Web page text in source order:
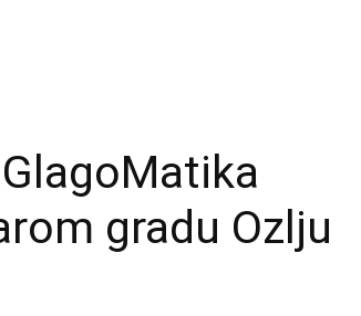
gradu Ozlju